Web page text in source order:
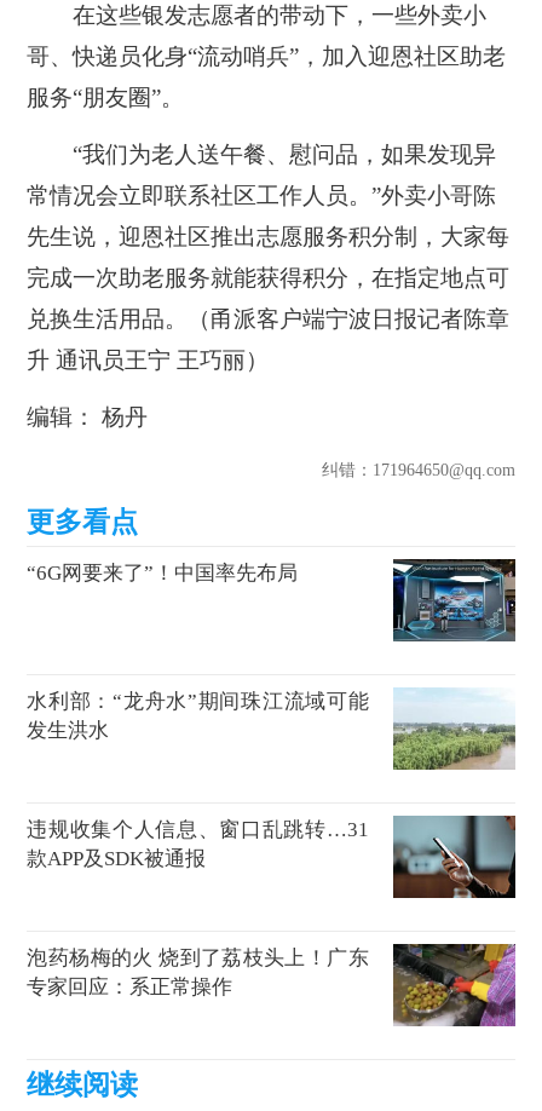
在这些银发志愿者的带动下，一些外卖小
哥、快递员化身“流动哨兵”，加入迎恩社区助老
服务“朋友圈”。
“我们为老人送午餐、慰问品，如果发现异
常情况会立即联系社区工作人员。”外卖小哥陈
先生说，迎恩社区推出志愿服务积分制，大家每
完成一次助老服务就能获得积分，在指定地点可
兑换生活用品。（甬派客户端宁波日报记者陈章
升 通讯员王宁 王巧丽）
编辑： 杨丹
纠错：171964650@qq.com
“6G网要来了”！中国率先布局
水利部：“龙舟水”期间珠江流域可能
发生洪水
违规收集个人信息、窗口乱跳转…31
款APP及SDK被通报
泡药杨梅的火 烧到了荔枝头上！广东
专家回应：系正常操作